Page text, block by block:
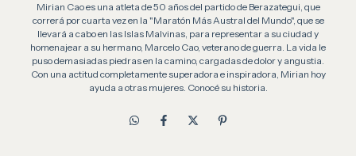
Mirian Cao es una atleta de 50 años del partido de Berazategui, que
correrá por cuarta vez en la "Maratón Más Austral del Mundo", que se
llevará a cabo en las Islas Malvinas, para representar a su ciudad y
homenajear a su hermano, Marcelo Cao, veterano de guerra. La vida le
puso demasiadas piedras en la camino, cargadas de dolor y angustia.
Con una actitud completamente superadora e inspiradora, Mirian hoy
ayuda a otras mujeres. Conocé su historia.